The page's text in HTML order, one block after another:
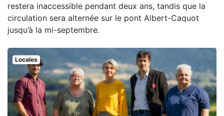
restera inaccessible pendant deux ans, tandis que la
circulation sera alternée sur le pont Albert-Caquot
jusqu’à la mi-septembre.
Locales